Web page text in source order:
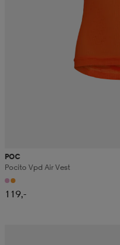
POC
Pocito Vpd Air Vest
119,-